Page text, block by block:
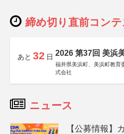
締め切り直前コンテ
あと 32 日 2026 第37回 美浜
福井県美浜町、美浜町教育
式会社
ニュース
【公募情報】